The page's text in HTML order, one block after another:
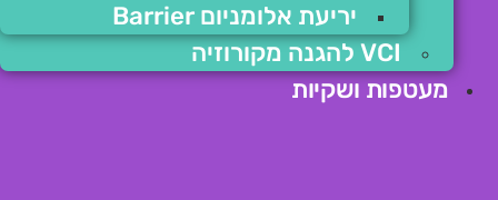
יריעת אלומניום Barrier
VCI להגנה מקורוזיה
מעטפות ושקיות